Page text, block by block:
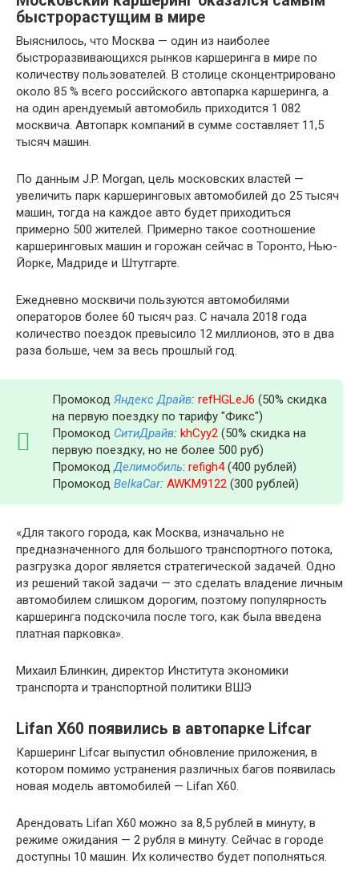
быстрорастущим в мире
Выяснилось, что Москва — один из наиболее
быстроразвивающихся рынков каршеринга в мире по
количеству пользователей. В столице сконцентрировано
около 85 % всего российского автопарка каршеринга, а
на один арендуемый автомобиль приходится 1 082
москвича. Автопарк компаний в сумме составляет 11,5
тысяч машин.
По данным J.P. Morgan, цель московских властей —
увеличить парк каршеринговых автомобилей до 25 тысяч
машин, тогда на каждое авто будет приходиться
примерно 500 жителей. Примерно такое соотношение
каршеринговых машин и горожан сейчас в Торонто, Нью-
Йорке, Мадриде и Штутгарте.
Ежедневно москвичи пользуются автомобилями
операторов более 60 тысяч раз. С начала 2018 года
количество поездок превысило 12 миллионов, это в два
раза больше, чем за весь прошлый год.
Промокод Яндекс Драйв: refHGLeJ6 (50% скидка
на первую поездку по тарифу "Фикс")
Промокод СитиДрайв: khCyy2 (50% скидка на
первую поездку, но не более 500 руб)
ПромокодДелимобиль: refigh4(400 рублей)
Промокод BelkaCar: AWKM9122 (300 рублей)
«Для такого города, как Москва, изначально не
предназначенного для большого транспортного потока,
разгрузка дорог является стратегической задачей. Одно
из решений такой задачи — это сделать владение личным
автомобилем слишком дорогим, поэтому популярность
каршеринга подскочила после того, как была введена
платная парковка».
Михаил Блинкин, директор Института экономики
транспорта и транспортной политики ВШЭ
Lifan X60 появились в автопарке Lifcar
Каршеринг Lifcar выпустил обновление приложения, в
котором помимо устранения различных багов появилась
новая модель автомобилей — Lifan X60.
Арендовать Lifan X60 можно за 8,5 рублей в минуту, в
режиме ожидания — 2 рубля в минуту. Сейчас в городе
доступны 10 машин. Их количество будет пополняться.